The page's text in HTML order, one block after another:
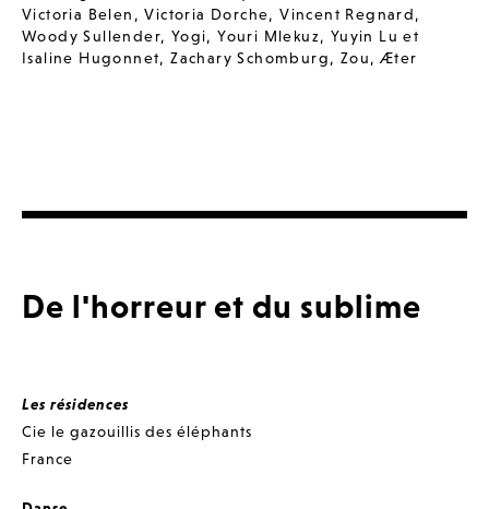
Victoria Belen ,Victoria Dorche,Vincent Regnard,
Woody Sullender, Yogi,Youri Mlekuz, Yuyin Lu et
Isaline Hugonnet,Zachary Schomburg, Zou, Æter
De l'horreur et du sublime
Les résidences
Cie le gazouillis des éléphants
France